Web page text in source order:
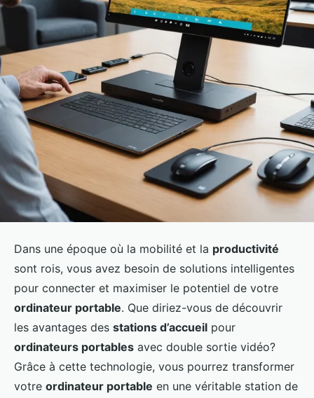
Dans une époque où la mobilité et la productivité
sont rois, vous avez besoin de solutions intelligentes
pour connecter et maximiser le potentiel de votre
ordinateur portable. Que diriez-vous de découvrir
les avantages des stations d’accueil pour
ordinateurs portables avec double sortie vidéo?
Grâce à cette technologie, vous pourrez transformer
votre ordinateur portable en une véritable station de